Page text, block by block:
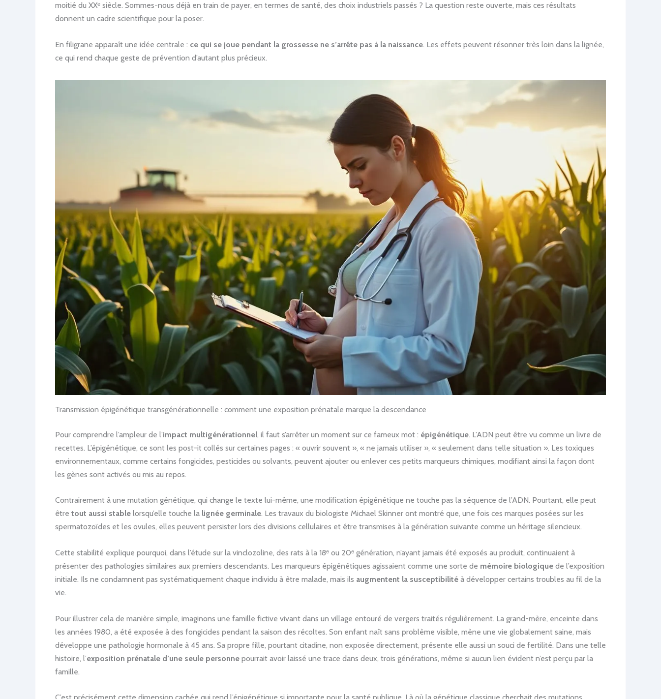
moitié du XXᵉ siècle. Sommes-nous déjà en train de payer, en termes de santé, des choix industriels passés ? La question reste ouverte, mais ces résultats
donnent un cadre scientifique pour la poser.
En filigrane apparaît une idée centrale : ce qui se joue pendant la grossesse ne s’arrête pas à la naissance. Les effets peuvent résonner très loin dans la lignée,
ce qui rend chaque geste de prévention d’autant plus précieux.
Transmission épigénétique transgénérationnelle : comment une exposition prénatale marque la descendance
Pour comprendre l’ampleur de l’impact multigénérationnel, il faut s’arrêter un moment sur ce fameux mot : épigénétique. L’ADN peut être vu comme un livre de
recettes. L’épigénétique, ce sont les post-it collés sur certaines pages : « ouvrir souvent », « ne jamais utiliser », « seulement dans telle situation ». Les toxiques
environnementaux, comme certains fongicides, pesticides ou solvants, peuvent ajouter ou enlever ces petits marqueurs chimiques, modifiant ainsi la façon dont
les gènes sont activés ou mis au repos.
Contrairement à une mutation génétique, qui change le texte lui-même, une modification épigénétique ne touche pas la séquence de l’ADN. Pourtant, elle peut
être tout aussi stable lorsqu’elle touche la lignée germinale. Les travaux du biologiste Michael Skinner ont montré que, une fois ces marques posées sur les
spermatozoïdes et les ovules, elles peuvent persister lors des divisions cellulaires et être transmises à la génération suivante comme un héritage silencieux.
Cette stabilité explique pourquoi, dans l’étude sur la vinclozoline, des rats à la 18ᵉ ou 20ᵉ génération, n’ayant jamais été exposés au produit, continuaient à
présenter des pathologies similaires aux premiers descendants. Les marqueurs épigénétiques agissaient comme une sorte de mémoire biologique de l’exposition
initiale. Ils ne condamnent pas systématiquement chaque individu à être malade, mais ils augmentent la susceptibilité à développer certains troubles au fil de la
vie.
Pour illustrer cela de manière simple, imaginons une famille fictive vivant dans un village entouré de vergers traités régulièrement. La grand-mère, enceinte dans
les années 1980, a été exposée à des fongicides pendant la saison des récoltes. Son enfant naît sans problème visible, mène une vie globalement saine, mais
développe une pathologie hormonale à 45 ans. Sa propre fille, pourtant citadine, non exposée directement, présente elle aussi un souci de fertilité. Dans une telle
histoire, l’exposition prénatale d’une seule personne pourrait avoir laissé une trace dans deux, trois générations, même si aucun lien évident n’est perçu par la
famille.